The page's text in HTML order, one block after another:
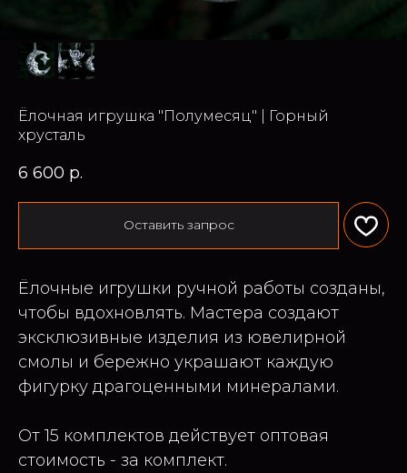
Ёлочная игрушка "Полумесяц" | Горный
хрусталь
6 600 р.
Оставить запрос
Ёлочные игрушки ручной работы созданы,
чтобы вдохновлять. Мастера создают
эксклюзивные изделия из ювелирной
смолы и бережно украшают каждую
фигурку драгоценными минералами.
От 15 комплектов действует оптовая
стоимость - за комплект.